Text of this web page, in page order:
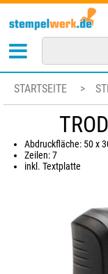
STARTSEITE >
Abdruckfläche: 50 x
Zeilen: 7
inkl. Textplatte